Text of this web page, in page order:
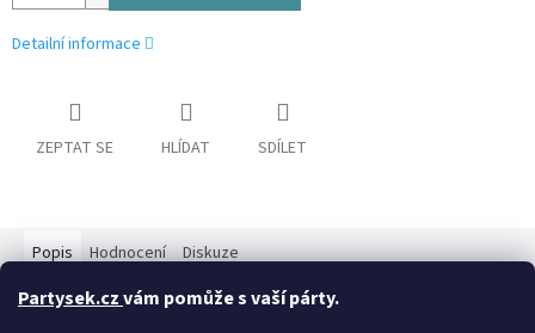
Partysek.czvám pomůže s vaší párty.
Detailní informace
ZEPTAT SE HLÍDAT SDÍLET
Popis Hodnocení Diskuze
Detailní popis produktu